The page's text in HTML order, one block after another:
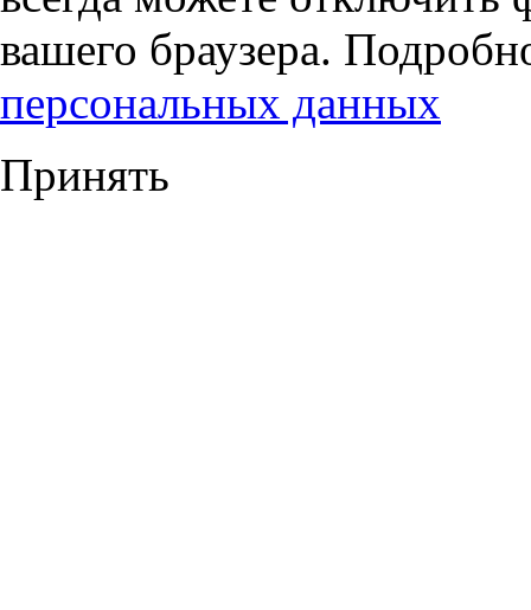
вашего браузера.
персональных данных
Принять